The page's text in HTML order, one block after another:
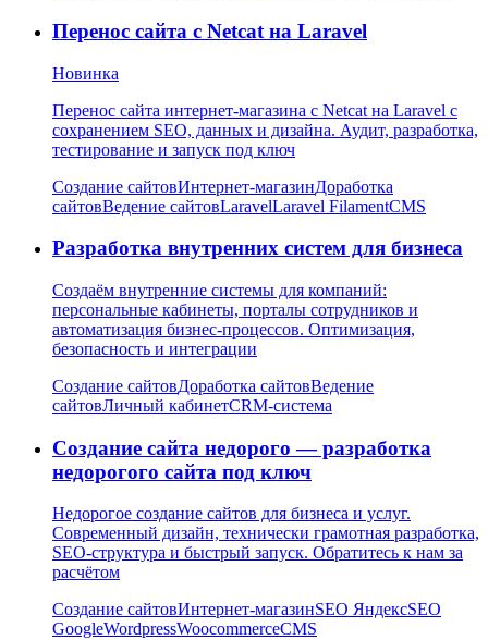
Перенос сайта с Netcat на Laravel
Новинка
Перенос сайта интернет-магазина с Netcat на Laravel с
сохранением SEO, данных и дизайна. Аудит, разработка,
тестирование и запуск под ключ
Создание сайтовИнтернет-магазинДоработка
сайтовВедение сайтовLaravelLaravel FilamentCMS
Разработка внутренних систем для бизнеса
Создаём внутренние системы для компаний:
персональные кабинеты, порталы сотрудников и
автоматизация бизнес-процессов. Оптимизация,
безопасность и интеграции
Создание сайтовДоработка сайтовВедение
сайтовЛичный кабинетCRM-система
Создание сайта недорого — разработка
недорогого сайта под ключ
Недорогое создание сайтов для бизнеса и услуг.
Современный дизайн, технически грамотная разработка,
SEO-структура и быстрый запуск. Обратитесь к нам за
расчётом
Создание сайтовИнтернет-магазинSEO ЯндексSEO
GoogleWordpressWoocommerceCMS